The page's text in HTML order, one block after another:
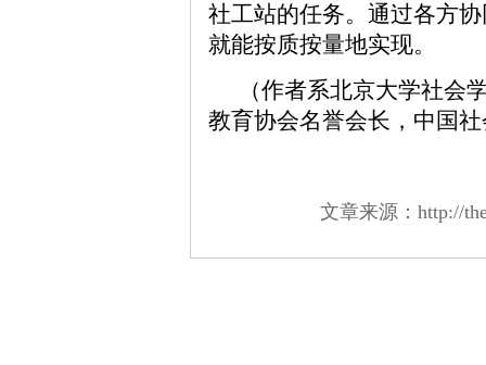
社工站的任务。通过各方
就能按质按量地实现。
（作者系北京大学社会
教育协会名誉会长，中国
文章来源：http://